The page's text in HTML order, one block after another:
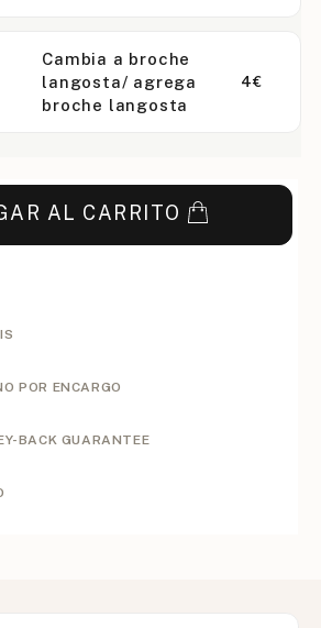
Cambia a broche
langosta/ agrega
broche langosta
4€
AL CARRITO
POR ENCARGO
BACK GUARANTEE